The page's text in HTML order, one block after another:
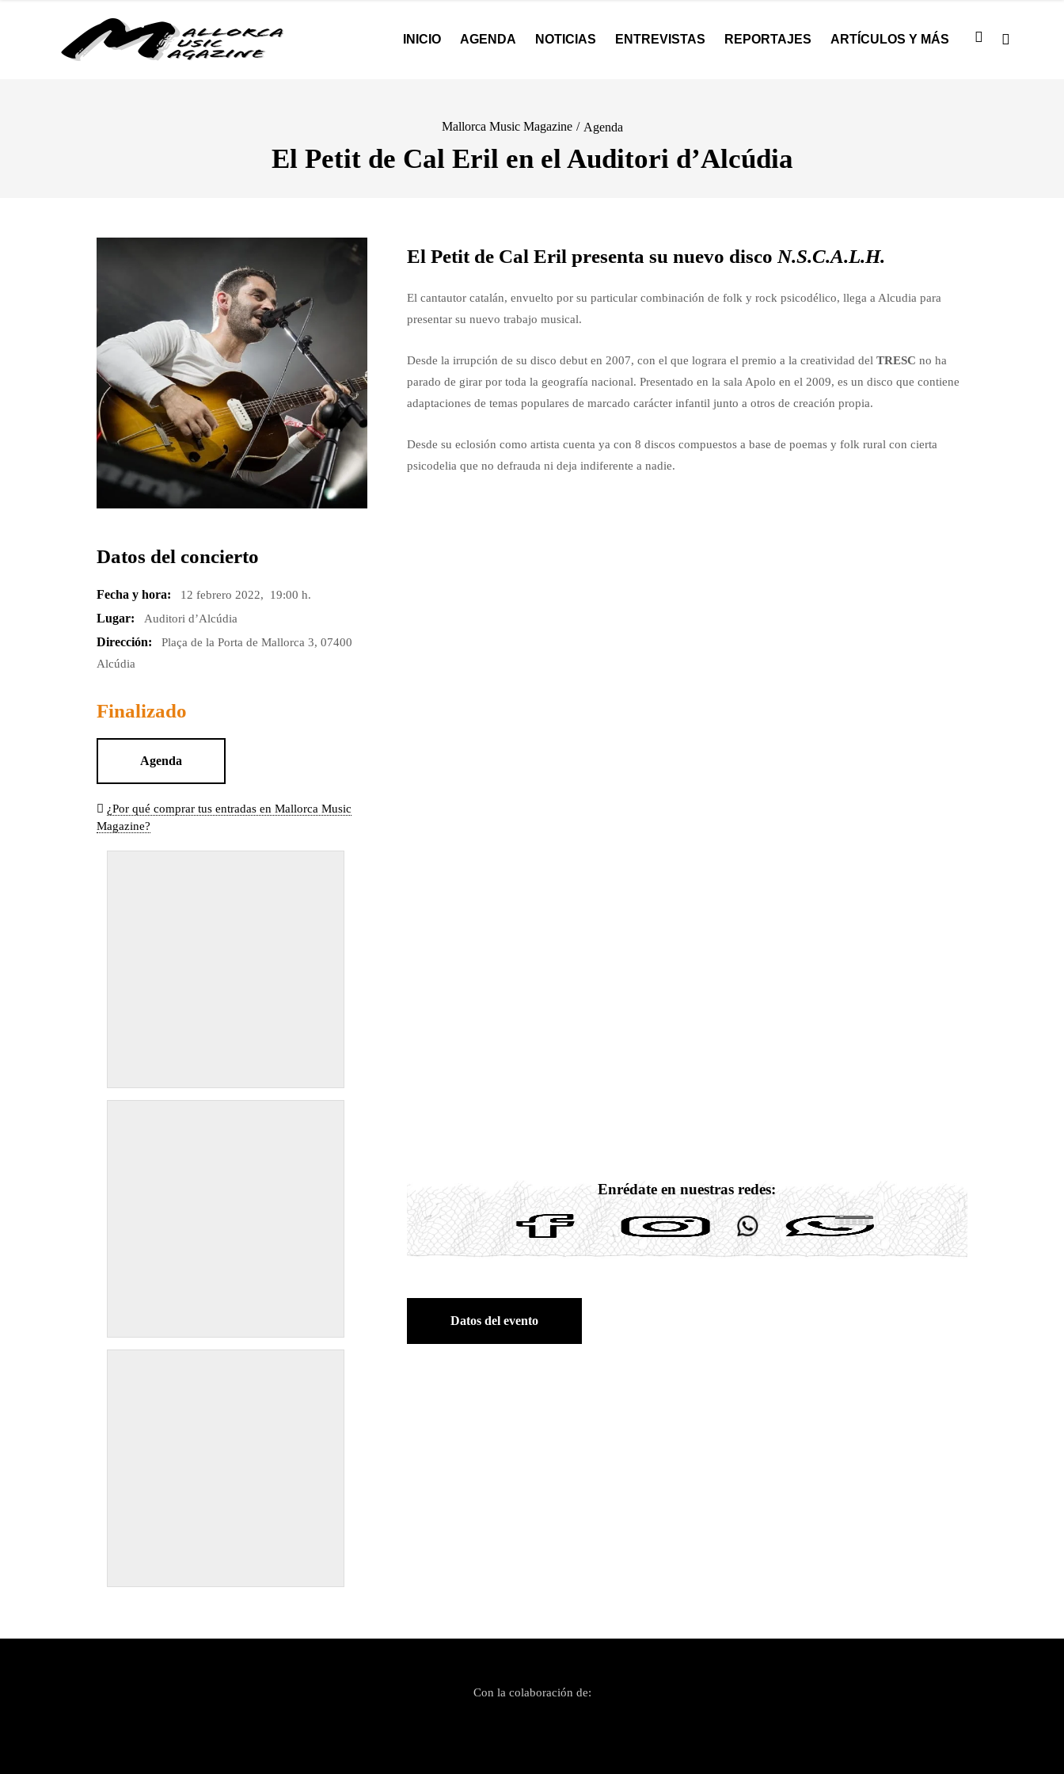
INICIO AGENDA NOTICIAS ENTREVISTAS REPORTAJES ARTÍCULOS Y MÁS
Mallorca Music Magazine / Agenda
El Petit de Cal Eril en el Auditori d’Alcúdia
Datos del concierto
Fecha y hora: 12 febrero 2022, 19:00 h.
Lugar: Auditori d’Alcúdia
Dirección:
Plaça de la Porta de Mallorca 3, 07400
Alcúdia
Finalizado
Agenda
¿Por qué comprar tus entradas en Mallorca Music
Magazine?
El Petit de Cal Eril presenta su nuevo disco N.S.C.A.L.H.
El cantautor catalán, envuelto por su particular combinación de folk y rock psicodélico, llega a Alcudia para
presentar su nuevo trabajo musical.
Desde la irrupción de su disco debut en 2007, con el que lograra el premio a la creatividad del TRESC no ha
parado de girar por toda la geografía nacional. Presentado en la sala Apolo en el 2009, es un disco que contiene
adaptaciones de temas populares de marcado carácter infantil junto a otros de creación propia.
Desde su eclosión como artista cuenta ya con 8 discos compuestos a base de poemas y folk rural con cierta
psicodelia que no defrauda ni deja indiferente a nadie.
Enrédate en nuestras redes:
Datos del evento
Con la colaboración de: